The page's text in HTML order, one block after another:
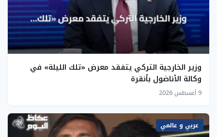
وزير الخارجية التركي يتفقد معرض «تلك الليلة» في
وكالة الأناضول بأنقرة
9 أغسطس 2026
عربي و عالمي